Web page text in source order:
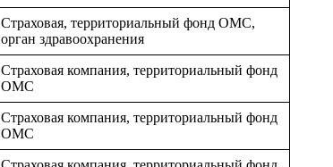
Страховая, территориальный фонд ОМС,
орган здравоохранения
Страховая компания, территориальный фонд
ОМС
Страховая компания, территориальный фонд
ОМС